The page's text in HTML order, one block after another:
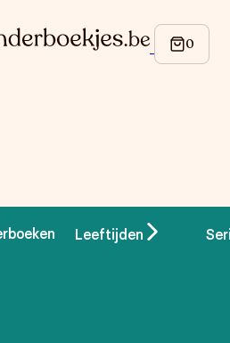
Leeftijden
onze acties?